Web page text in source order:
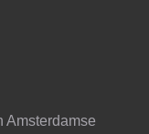
Amsterdamse